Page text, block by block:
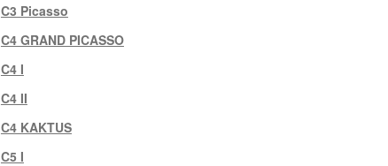
C3 Picasso
C4 GRAND PICASSO
C4 I
C4 II
C4 KAKTUS
C5 I